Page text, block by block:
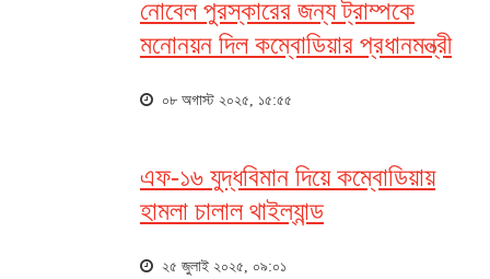
নোবেল পুরস্কারের জন্য ট্রাম্পকে
মনোনয়ন দিল কম্বোডিয়ার প্রধানমন্ত্রী
০৮ অগাস্ট ২০২৫, ১৫:৫৫
এফ-১৬ যুদ্ধবিমান দিয়ে কম্বোডিয়ায়
হামলা চালাল থাইল্যান্ড
২৫ জুলাই ২০২৫, ০৯:০১